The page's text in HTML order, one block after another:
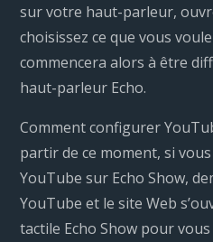
sur votre haut-parleur,
choisissez ce que vous
commencera alors à être
haut-parleur Echo.
Comment configurer
partir de ce moment, si
YouTube sur Echo Show,
YouTube et le site Web
tactile Echo Show pour